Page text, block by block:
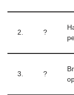
2. ?
3. ?